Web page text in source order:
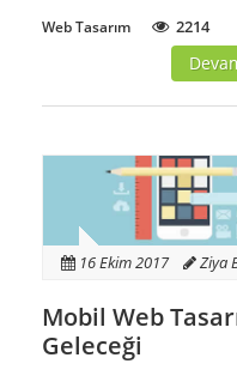
Web Tasarım 2214
16 Ekim 2017 Ziya
Mobil Web
Geleceği